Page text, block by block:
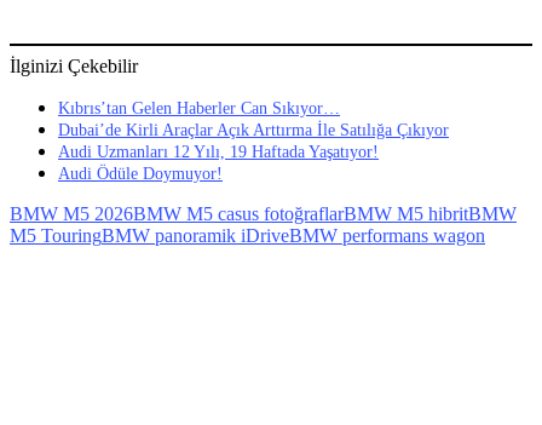
İlginizi Çekebilir
Kıbrıs’tan Gelen Haberler Can Sıkıyor…
Dubai’de Kirli Araçlar Açık Arttırma İle Satılığa Çıkıyor
Audi Uzmanları 12 Yılı, 19 Haftada Yaşatıyor!
Audi Ödüle Doymuyor!
BMW M5 2026BMW M5 casus fotoğraflarBMW M5 hibritBMW
M5 TouringBMW panoramik iDriveBMW performans wagon